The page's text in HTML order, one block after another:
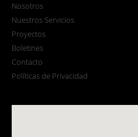
Nosotros
Nuestros Servicios
Proyectos
Boletines
Contacto
Políticas de Privacidad